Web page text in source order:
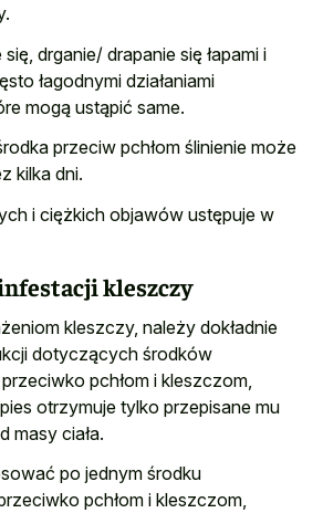
drganie/ drapanie się łapami i
łagodnymi działaniami
mogą ustąpić same.
przeciw pchłom ślinienie może
kilka dni.
i ciężkich objawów ustępuje w
kleszczy
kleszczy, należy dokładnie
dotyczących środków
pchłom i kleszczom,
otrzymuje tylko przepisane mu
masy ciała.
po jednym środku
pchłom i kleszczom,